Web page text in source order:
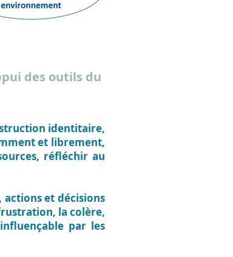
des outils du
identitaire,
et librement,
réfléchir au
actions et décisions
la colère,
par les